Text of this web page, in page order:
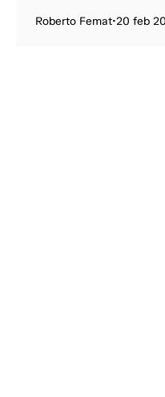
Roberto Femat•20 feb